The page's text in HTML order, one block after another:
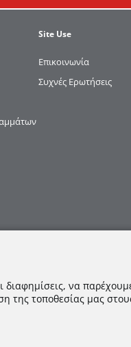
Site Use
Επικοινωνία
Συχνές Ερωτήσεις
να
της τοποθεσίας μας